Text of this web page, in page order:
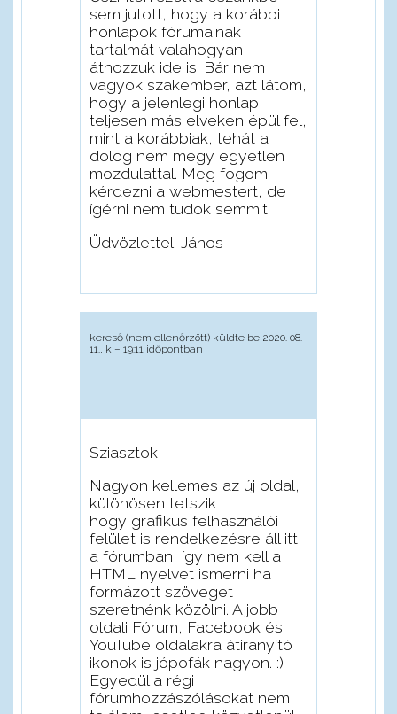
sem jutott, hogy a korábbi
honlapok fórumainak
tartalmát valahogyan
áthozzuk ide is. Bár nem
vagyok szakember, azt látom,
hogy a jelenlegi honlap
teljesen más elveken épül fel,
mint a korábbiak, tehát a
dolog nem megy egyetlen
mozdulattal. Meg fogom
kérdezni a webmestert, de
ígérni nem tudok semmit.
Üdvözlettel: János
kereső (nem ellenőrzött)küldte be 2020. 08.
11., k – 19:11 időpontban
Sziasztok!
Nagyon kellemes az új oldal,
különösen tetszik
hogy grafikus felhasználói
felület is rendelkezésre áll itt
a fórumban, így nem kell a
HTML nyelvet ismerni ha
formázott szöveget
szeretnénk közölni. A jobb
oldali Fórum, Facebook és
YouTube oldalakra átirányító
ikonok is jópofák nagyon. :)
Egyedül a régi
fórumhozzászólásokat nem